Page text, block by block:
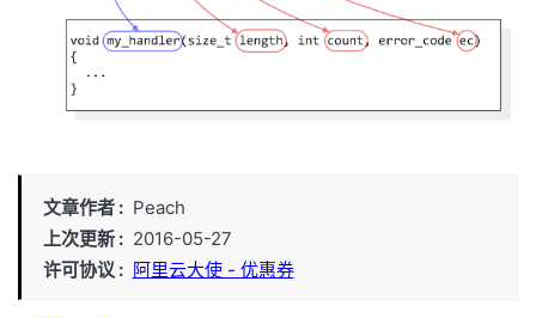
文章作者
Peach
上次更新
2016-05-27
许可协议
阿里云大使 - 优惠券